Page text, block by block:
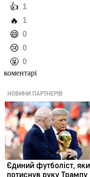
️👍 1
️🔥 1
️😄 0
️😢 0
️🤬 0
коментарі